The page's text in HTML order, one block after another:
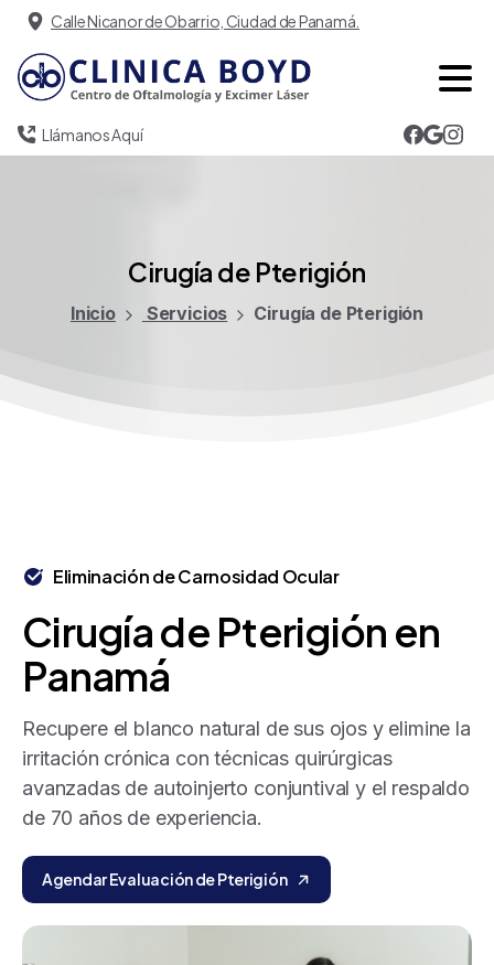
Calle Nicanor de Obarrio, Ciudad de Panamá.
Llámanos Aquí
Cirugía de Pterigión
Inicio Servicios Cirugía de Pterigión
Eliminación de Carnosidad Ocular
Cirugíade Pterigión en
Panamá
Recupere el blanco natural de sus ojos y elimine la
irritación crónica con técnicas quirúrgicas
avanzadas de autoinjerto conjuntival y el respaldo
de 70 años de experiencia.
Agendar Evaluación de Pterigión